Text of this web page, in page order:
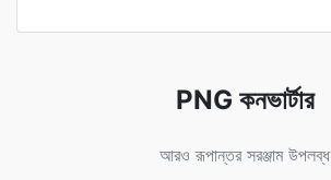
PNG কনভার্টার
আরও রূপান্তর সরঞ্জাম উপলব্ধ